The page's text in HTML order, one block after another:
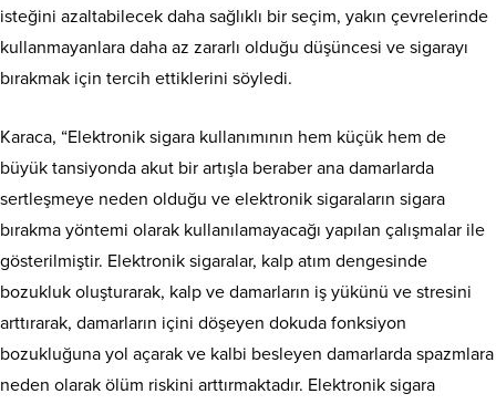
isteğini azaltabilecek daha sağlıklı bir seçim, yakın çevrelerinde
kullanmayanlara daha az zararlı olduğu düşüncesi ve sigarayı
bırakmak için tercih ettiklerini söyledi.
Karaca, “Elektronik sigara kullanımının hem küçük hem de
büyük tansiyonda akut bir artışla beraber ana damarlarda
sertleşmeye neden olduğu ve elektronik sigaraların sigara
bırakma yöntemi olarak kullanılamayacağı yapılan çalışmalar ile
gösterilmiştir. Elektronik sigaralar, kalp atım dengesinde
bozukluk oluşturarak, kalp ve damarların iş yükünü ve stresini
arttırarak, damarların içini döşeyen dokuda fonksiyon
bozukluğuna yol açarak ve kalbi besleyen damarlarda spazmlara
neden olarak ölüm riskini arttırmaktadır. Elektronik sigara